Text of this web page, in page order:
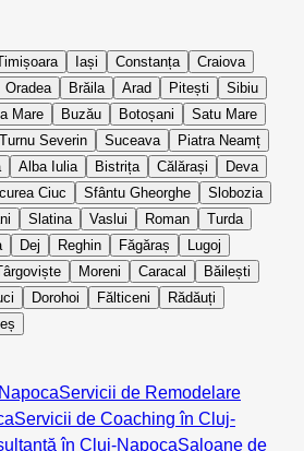
Iași Constanța
Craiova
Oradea Brăila Arad Pitești
Sibiu
Mare Buzău Botoșani
Satu Mare
Severin Suceava
Piatra Neamț
Alba Iulia Bistrița Călărași
Deva
Ciuc Sfântu Gheorghe
Slobozia
Slatina Vaslui Roman
Turda
Dej Reghin Făgăraș
Lugoj
Moreni Caracal
Băilești
Dorohoi Fălticeni
Rădăuți
Servicii de Remodelare
Servicii de Coaching în Cluj-
în Cluj-NapocaSaloane de